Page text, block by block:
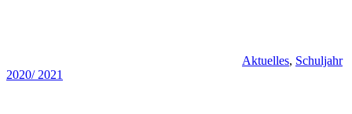
Aktuelles, Schuljahr
2020/ 2021